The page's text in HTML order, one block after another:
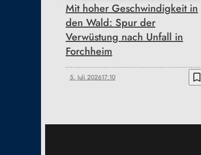
Mit hoher Geschwindigkeit in
den Wald: Spur der
Verwüstung nach Unfall in
Forchheim
5. Juli 202617:10 bookmark_border